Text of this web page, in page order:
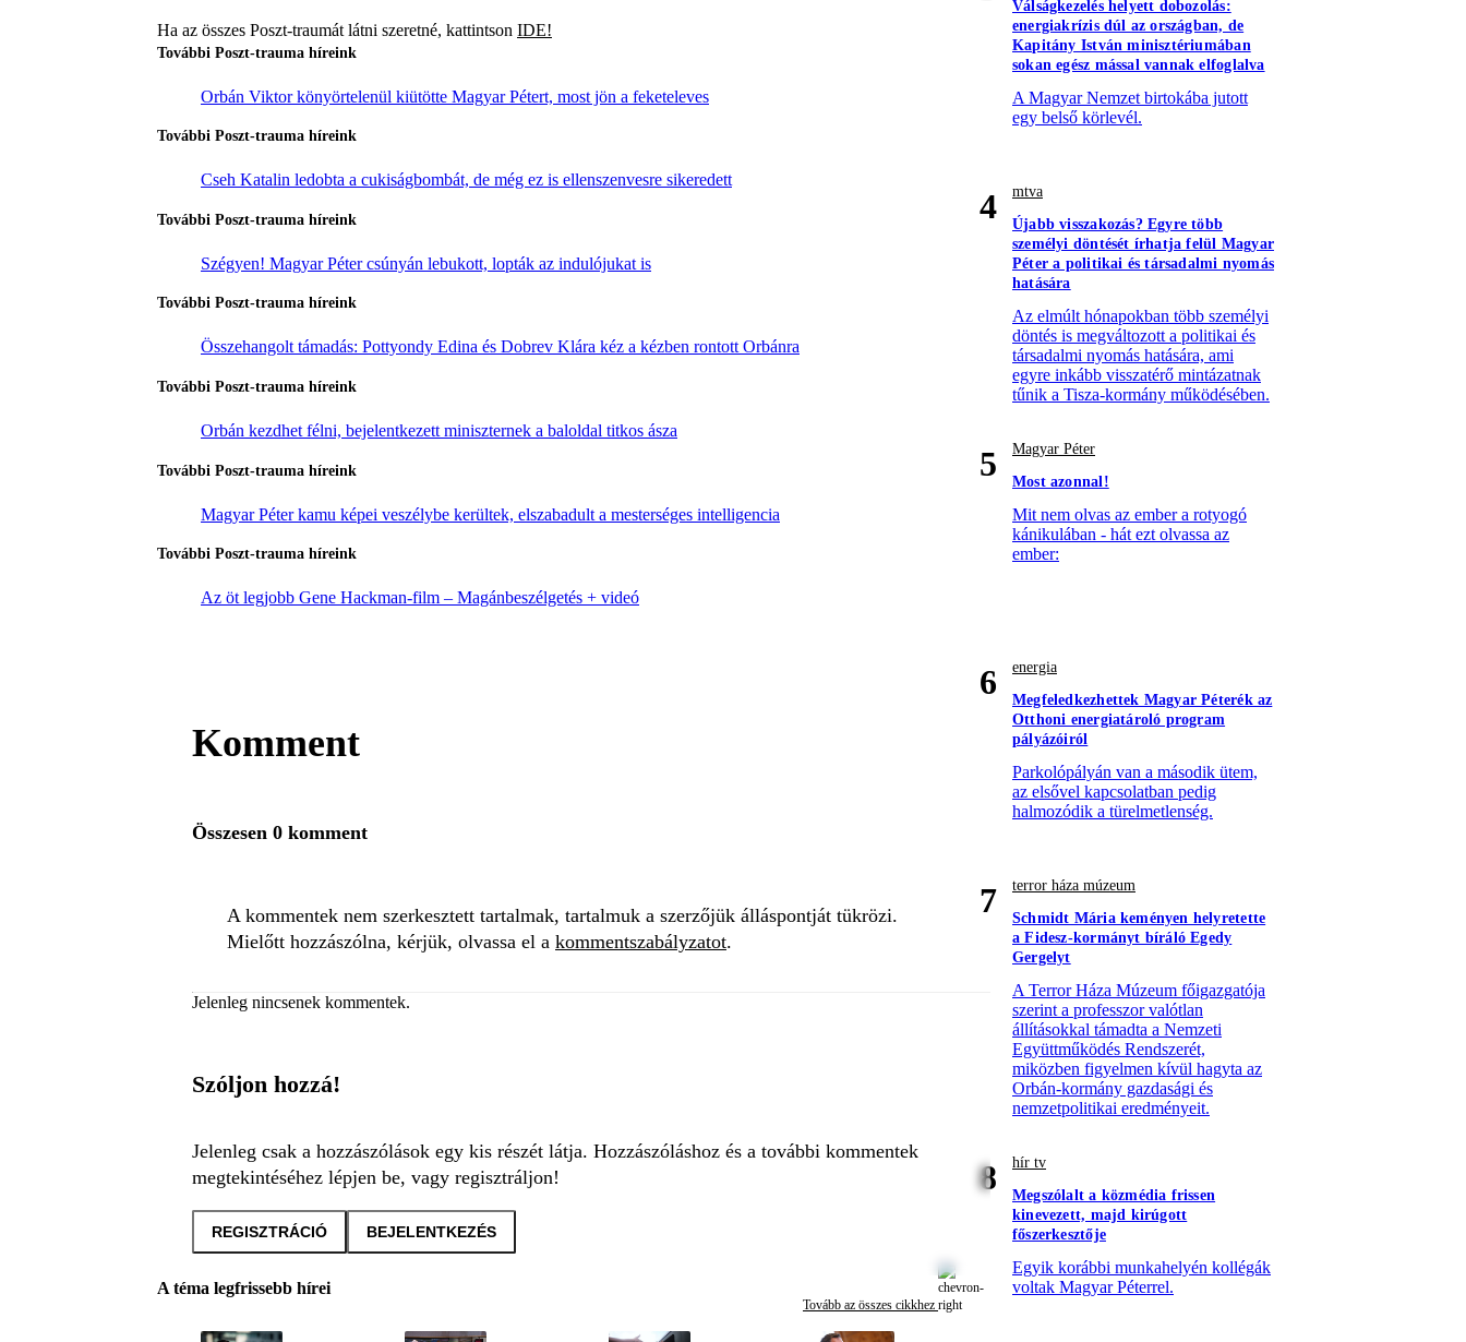
Ha az összes Poszt-traumát látni szeretné, kattintson IDE!
További Poszt-trauma híreink
Orbán Viktor könyörtelenül kiütötte Magyar Pétert, most jön a feketeleves
További Poszt-trauma híreink
Cseh Katalin ledobta a cukiságbombát, de még ez is ellenszenvesre sikeredett
További Poszt-trauma híreink
Szégyen! Magyar Péter csúnyán lebukott, lopták az indulójukat is
További Poszt-trauma híreink
Összehangolt támadás: Pottyondy Edina és Dobrev Klára kéz a kézben rontott Orbánra
További Poszt-trauma híreink
Orbán kezdhet félni, bejelentkezett miniszternek a baloldal titkos ásza
További Poszt-trauma híreink
Magyar Péter kamu képei veszélybe kerültek, elszabadult a mesterséges intelligencia
További Poszt-trauma híreink
Az öt legjobb Gene Hackman-film – Magánbeszélgetés + videó
Komment
Összesen 0 komment
A kommentek nem szerkesztett tartalmak, tartalmuk a szerzőjük álláspontját tükrözi.
Mielőtt hozzászólna, kérjük, olvassa el a kommentszabályzatot.
Jelenleg nincsenek kommentek.
Szóljon hozzá!
Jelenleg csak a hozzászólások egy kis részét látja. Hozzászóláshoz és a további kommentek
megtekintéséhez lépjen be, vagy regisztráljon!
REGISZTRÁCIÓ BEJELENTKEZÉS
A téma legfrissebb hírei
Tovább az összes cikkhez
Válságkezelés helyett dobozolás:
energiakrízis dúl az országban, de
Kapitány István minisztériumában
sokan egész mással vannak elfoglalva
A Magyar Nemzet birtokába jutott
egy belső körlevél.
4
mtva
Újabb visszakozás? Egyre több
személyi döntését írhatja felül Magyar
Péter a politikai és társadalmi nyomás
hatására
Az elmúlt hónapokban több személyi
döntés is megváltozott a politikai és
társadalmi nyomás hatására, ami
egyre inkább visszatérő mintázatnak
tűnik a Tisza-kormány működésében.
5
Magyar Péter
Most azonnal!
Mit nem olvas az ember a rotyogó
kánikulában - hát ezt olvassa az
ember:
6
energia
Megfeledkezhettek Magyar Péterék az
Otthoni energiatároló program
pályázóiról
Parkolópályán van a második ütem,
az elsővel kapcsolatban pedig
halmozódik a türelmetlenség.
7
terror háza múzeum
Schmidt Mária keményen helyretette
a Fidesz-kormányt bíráló Egedy
Gergelyt
A Terror Háza Múzeum főigazgatója
szerint a professzor valótlan
állításokkal támadta a Nemzeti
Együttműködés Rendszerét,
miközben figyelmen kívül hagyta az
Orbán-kormány gazdasági és
nemzetpolitikai eredményeit.
8
hír tv
Megszólalt a közmédia frissen
kinevezett, majd kirúgott
főszerkesztője
Egyik korábbi munkahelyén kollégák
voltak Magyar Péterrel.